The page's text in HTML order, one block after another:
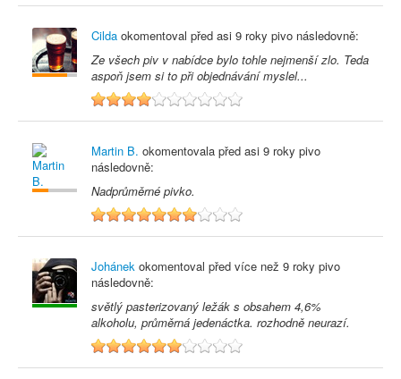
Cilda okomentoval před asi 9 roky pivo následovně:
Ze všech piv v nabídce bylo tohle nejmenší zlo. Teda
aspoň jsem si to při objednávání myslel...
4
Martin B. okomentovala před asi 9 roky pivo
následovně:
Nadprůměrné pivko.
7
Johánek okomentoval před více než 9 roky pivo
následovně:
světlý pasterizovaný ležák s obsahem 4,6%
alkoholu, průměrná jedenáctka. rozhodně neurazí.
6